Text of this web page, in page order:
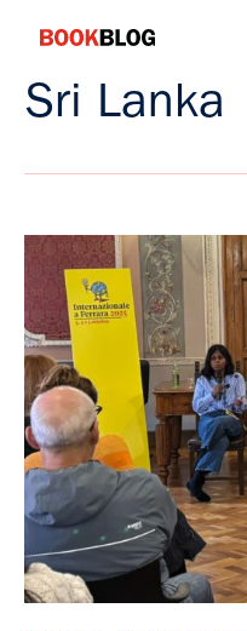
contenuto
Bookblog
Sri Lanka